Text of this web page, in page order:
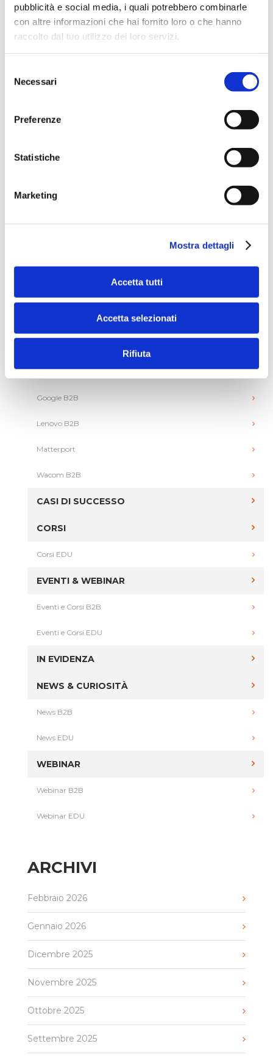
pubblicità e social media, i quali potrebbero combinarle
con altre informazioni che hai fornito loro o che hanno
raccolto dal tuo utilizzo dei loro servizi.
delNecessari
Preferenze
Statistiche
Marketing
Mostra dettagli
Accetta tutti
Accetta selezionati
Rifiuta
APPLE DISTINGUISHED SCHOOL
ARCHIVIO & REGISTRAZIONI
Registrazioni EDU
BRAND
Adobe EDU
Apple B2B
Coding
Google B2B
Lenovo B2B
Matterport
Wacom B2B
CASI DI SUCCESSO
CORSI
Corsi EDU
EVENTI & WEBINAR
Eventi e Corsi B2B
Eventi e Corsi EDU
IN EVIDENZA
NEWS & CURIOSITÀ
News B2B
News EDU
WEBINAR
Webinar B2B
Webinar EDU
ARCHIVI
Febbraio 2026
Gennaio 2026
Dicembre 2025
Novembre 2025
Ottobre 2025
Settembre 2025